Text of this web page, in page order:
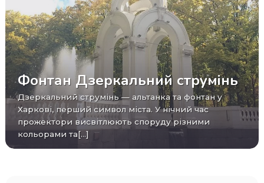
Фонтан Дзеркальний струмінь
Дзеркальний струмінь — альтанка та фонтан у
Харкові, перший символ міста. У нічний час
прожектори висвітлюють споруду різними
кольорами та[...]